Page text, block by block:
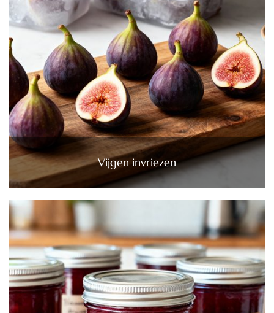
Vijgen invriezen